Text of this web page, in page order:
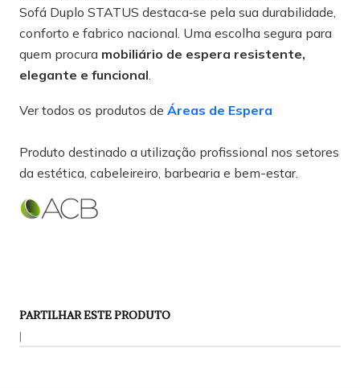
Sofá Duplo STATUS destaca‑se pela sua durabilidade,
conforto e fabrico nacional. Uma escolha segura para
quem procura mobiliário de espera resistente,
elegante e funcional
Ver todos os produtos de Áreas de Espera
Produto destinado a utilização profissional nos setores
da estética, cabeleireiro, barbearia e bem-estar.
PARTILHAR ESTE PRODUTO
|